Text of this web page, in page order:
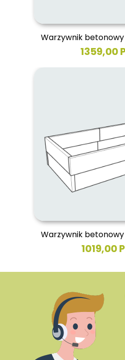
Warzywnik betonowy
1359,00
Warzywnik betonowy
1019,00